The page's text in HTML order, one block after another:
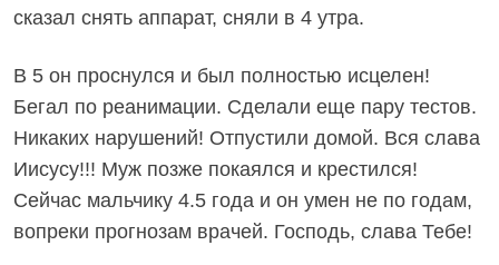
сказал снять аппарат, сняли в 4 утра.
В 5 он проснулся и был полностью исцелен!
Бегал по реанимации. Сделали еще пару тестов.
Никаких нарушений! Отпустили домой. Вся слава
Иисусу!!! Муж позже покаялся и крестился!
Сейчас мальчику 4.5 года и он умен не по годам,
вопреки прогнозам врачей. Господь, слава Тебе!